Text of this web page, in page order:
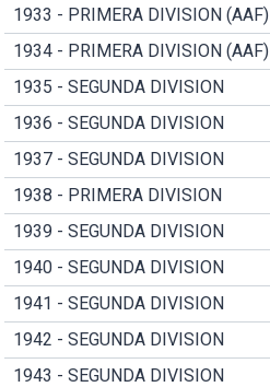
1933 - PRIMERA DIVISION (AAF)
1934 - PRIMERA DIVISION (AAF)
1935 - SEGUNDA DIVISION
1936 - SEGUNDA DIVISION
1937 - SEGUNDA DIVISION
1938 - PRIMERA DIVISION
1939 - SEGUNDA DIVISION
1940 - SEGUNDA DIVISION
1941 - SEGUNDA DIVISION
1942 - SEGUNDA DIVISION
1943 - SEGUNDA DIVISION